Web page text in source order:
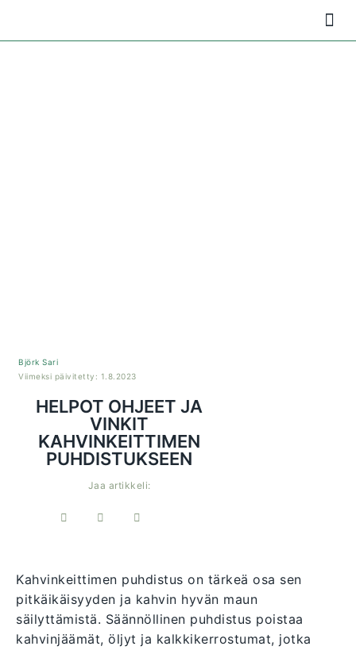
Björk Sari
Viimeksi päivitetty: 1.8.2023
HELPOT OHJEET JA
VINKIT
KAHVINKEITTIMEN
PUHDISTUKSEEN
Jaa artikkeli:
Kahvinkeittimen puhdistus on tärkeä osa sen
pitkäikäisyyden ja kahvin hyvän maun
säilyttämistä. Säännöllinen puhdistus poistaa
kahvinjäämät, öljyt ja kalkkikerrostumat, jotka